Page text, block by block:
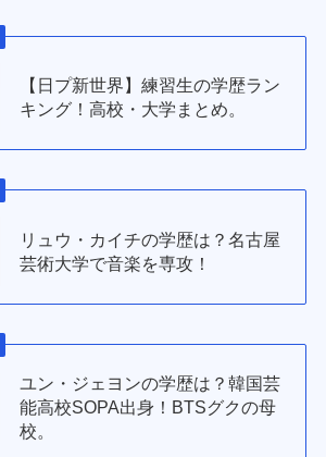
【日プ新世界】練習生の学歴ラン
キング！高校・大学まとめ。
リュウ・カイチの学歴は？名古屋
芸術大学で音楽を専攻！
ユン・ジェヨンの学歴は？韓国芸
能高校SOPA出身！BTSグクの母
校。